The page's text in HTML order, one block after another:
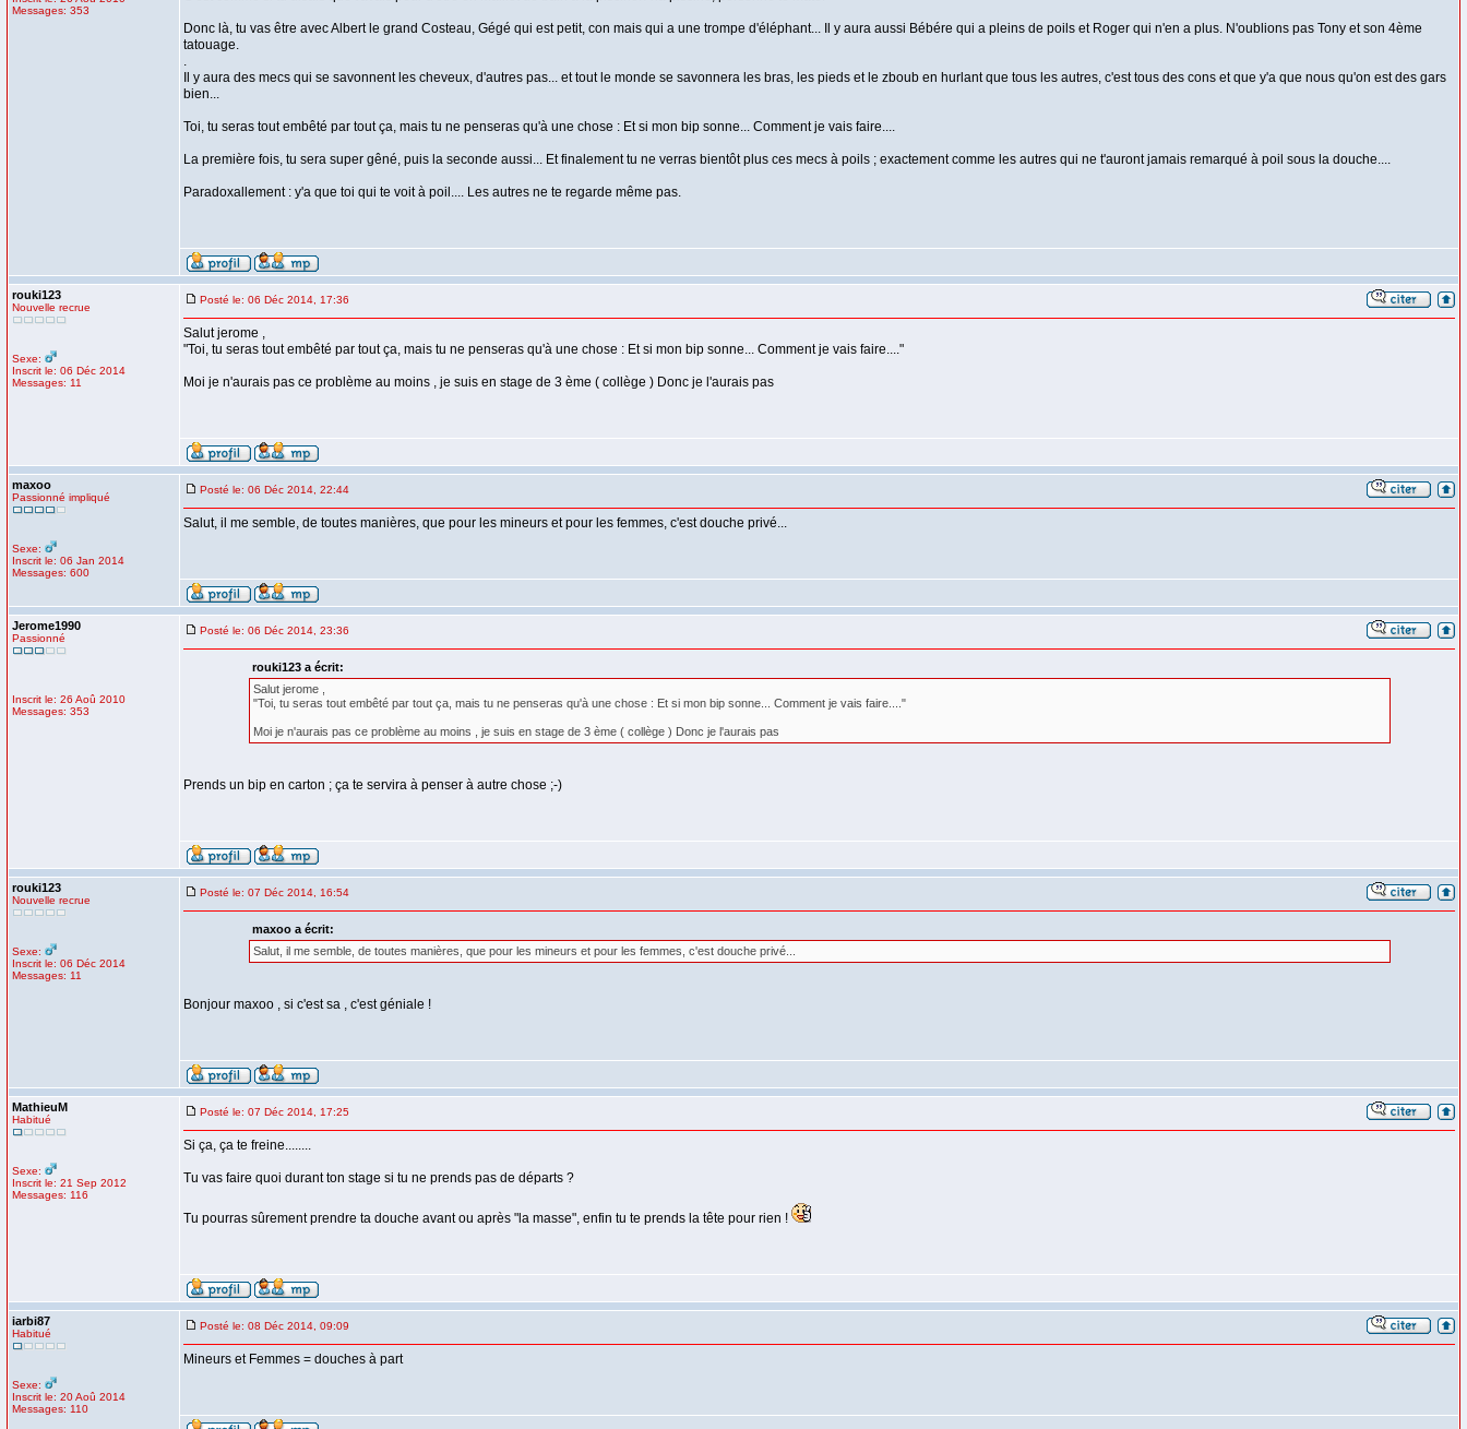
Messages: 353
Donc là, tu vas être avec Albert le grand Costeau, Gégé qui est petit, con mais qui a une trompe d'éléphant... Il y aura aussi Bébére qui a pleins de poils et Roger qui n'en a plus. N'oublions pas Tony et son 4ème
tatouage.
.
Il y aura des mecs qui se savonnent les cheveux, d'autres pas... et tout le monde se savonnera les bras, les pieds et le zboub en hurlant que tous les autres, c'est tous des cons et que y'a que nous qu'on est des gars
bien...
Toi, tu seras tout embêté par tout ça, mais tu ne penseras qu'à une chose : Et si mon bip sonne... Comment je vais faire....
La première fois, tu sera super gêné, puis la seconde aussi... Et finalement tu ne verras bientôt plus ces mecs à poils ; exactement comme les autres qui ne t'auront jamais remarqué à poil sous la douche....
Paradoxallement : y'a que toi qui te voit à poil.... Les autres ne te regarde même pas.
rouki123
Nouvelle recrue
Sexe:
Inscrit le: 06 Déc 2014
Messages: 11
Posté le: 06 Déc 2014, 17:36
Salut jerome ,
"Toi, tu seras tout embêté par tout ça, mais tu ne penseras qu'à une chose : Et si mon bip sonne... Comment je vais faire...."
Moi je n'aurais pas ce problème au moins , je suis en stage de 3 ème ( collège ) Donc je l'aurais pas
maxoo
Passionné impliqué
Sexe:
Inscrit le: 06 Jan 2014
Messages: 600
Posté le: 06 Déc 2014, 22:44
Salut, il me semble, de toutes manières, que pour les mineurs et pour les femmes, c'est douche privé...
Jerome1990
Passionné
Inscrit le: 26 Aoû 2010
Messages: 353
Posté le: 06 Déc 2014, 23:36
rouki123 a écrit:
Salut jerome ,
"Toi, tu seras tout embêté par tout ça, mais tu ne penseras qu'à une chose : Et si mon bip sonne... Comment je vais faire...."
Moi je n'aurais pas ce problème au moins , je suis en stage de 3 ème ( collège ) Donc je l'aurais pas
Prends un bip en carton ; ça te servira à penser à autre chose ;-)
rouki123
Nouvelle recrue
Sexe:
Inscrit le: 06 Déc 2014
Messages: 11
Posté le: 07 Déc 2014, 16:54
maxoo a écrit:
Salut, il me semble, de toutes manières, que pour les mineurs et pour les femmes, c'est douche privé...
Bonjour maxoo , si c'est sa , c'est géniale !
MathieuM
Habitué
Sexe:
Inscrit le: 21 Sep 2012
Messages: 116
Posté le: 07 Déc 2014, 17:25
Si ça, ça te freine........
Tu vas faire quoi durant ton stage si tu ne prends pas de départs ?
Tu pourras sûrement prendre ta douche avant ou après "la masse", enfin tu te prends la tête pour rien !
iarbi87
Habitué
Sexe:
Inscrit le: 20 Aoû 2014
Messages: 110
Posté le: 08 Déc 2014, 09:09
Mineurs et Femmes = douches à part